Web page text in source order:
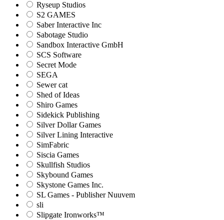
Ryseup Studios
S2 GAMES
Saber Interactive Inc
Sabotage Studio
Sandbox Interactive GmbH
SCS Software
Secret Mode
SEGA
Sewer cat
Shed of Ideas
Shiro Games
Sidekick Publishing
Silver Dollar Games
Silver Lining Interactive
SimFabric
Siscia Games
Skullfish Studios
Skybound Games
Skystone Games Inc.
SL Games - Publisher Nuuvem
sli
Slipgate Ironworks™